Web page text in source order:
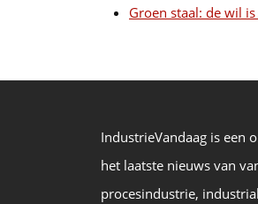
Groen staal: de wil
IndustrieVandaag is een
het laatste nieuws van
procesindustrie,